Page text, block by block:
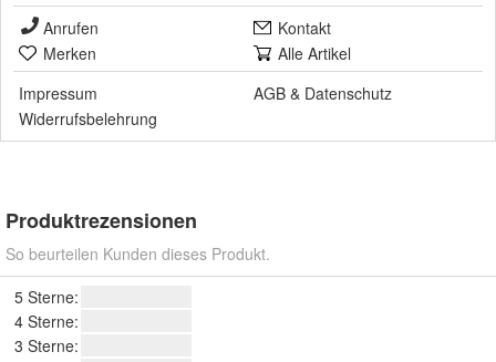
Anrufen
Kontakt
Merken
Alle Artikel
Impressum
AGB & Datenschutz
Widerrufsbelehrung
Produktrezensionen
So beurteilen Kunden dieses Produkt.
5 Sterne:
4 Sterne:
3 Sterne: